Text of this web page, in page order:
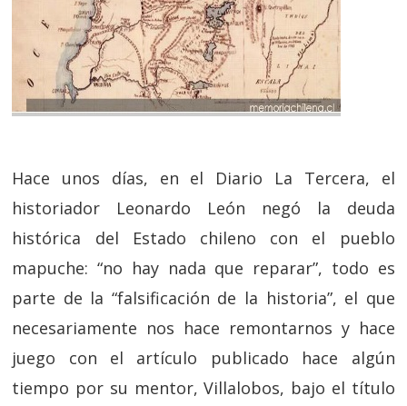
Hace unos días, en el Diario La Tercera, el
historiador Leonardo León negó la deuda
histórica del Estado chileno con el pueblo
mapuche: “no hay nada que reparar”, todo es
parte de la “falsificación de la historia”, el que
necesariamente nos hace remontarnos y hace
juego con el artículo publicado hace algún
tiempo por su mentor, Villalobos, bajo el título